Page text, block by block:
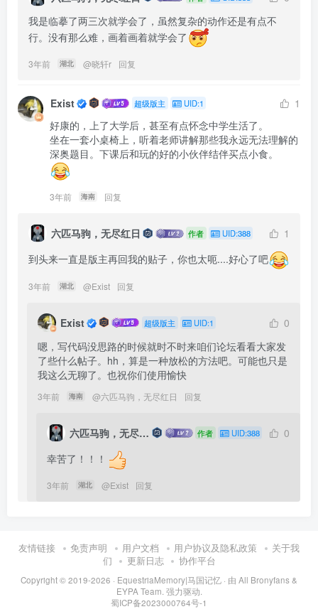
我是临摹了两三次就学会了，虽然复杂的动作还是有点不
行。没有那么难，画着画着就学会了
3年前 湖北 @晓轩r 回复
Exist 超级版主 UID:1
1
好康的，上了大学后，甚至有点怀念中学生活了。
坐在一套小桌椅上，听着老师讲解那些我永远无法理解的
深奥题目。下课后和玩的好的小伙伴结伴买点小食。
3年前 海南 回复
六匹马驹，无尽红日 作者 UID:388
1
到头来一直是版主再回我的贴子，你也太呃....好心了吧
3年前 湖北 @Exist 回复
Exist 超级版主 UID:1
0
嗯，写代码没思路的时候就时不时来咱们论坛看看大家发
了些什么帖子。hh，算是一种放松的方法吧。可能也只是
我这么无聊了。也祝你们使用愉快
3年前 海南 @六匹马驹，无尽红日 回复
六匹马驹，无尽红日 作者 UID:388
0
幸苦了！！！
3年前 湖北 @Exist 回复
友情链接 免责声明 用户文档 用户协议及隐私政策
关于我
们
更新日志 协作平台
Copyright © 2019-2026 · EquestriaMemory|马国记忆 · 由 All Bronyfans &
EYPA Team. 强力驱动.
蜀ICP备2023000764号-1